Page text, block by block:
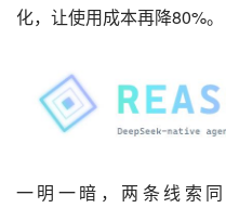
化，让使用成本再降80%。
一明一暗，两条线索